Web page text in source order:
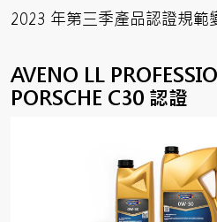
2023 年第三季產品認證規範
AVENO LL
PORSCHE C30 認證